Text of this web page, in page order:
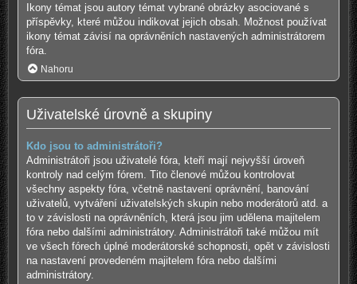
Ikony témat jsou autory témat vybrané obrázky asociované s
příspěvky, které můžou indikovat jejich obsah. Možnost používat
ikony témat závisí na oprávněních nastavených administrátorem
fóra.
Nahoru
Uživatelské úrovně a skupiny
Kdo jsou to administrátoři?
Administrátoři jsou uživatelé fóra, kteří mají nejvyšší úroveň
kontroly nad celým fórem. Tito členové můžou kontrolovat
všechny aspekty fóra, včetně nastavení oprávnění, banování
uživatelů, vytváření uživatelských skupin nebo moderátorů atd. a
to v závislosti na oprávněních, která jsou jim udělena majitelem
fóra nebo dalšími administrátory. Administrátoři také můžou mít
ve všech fórech úplné moderátorské schopnosti, opět v závislosti
na nastavení provedeném majitelem fóra nebo dalšími
administrátory.